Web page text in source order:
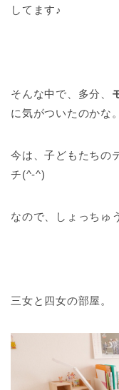
してます♪
そんな中で、多分、
に気がついたのかな。
今は、子どもたちの
チ(^-^)
なので、しょっちゅ
三女と四女の部屋。